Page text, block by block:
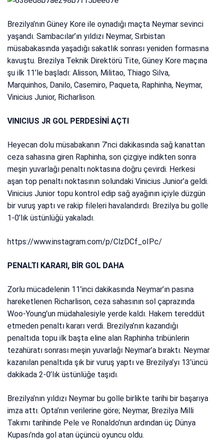
Brezilya’nın Güney Kore ile oynadığı maçta Neymar sevinci
yaşandı. Sambacılar’ın yıldızı Neymar, Sırbistan
müsabakasında yaşadığı sakatlık sonrası yeniden formasına
kavuştu. Brezilya Teknik Direktörü Tite, Güney Kore maçına
şu ilk 11’le başladı: Alisson, Militao, Thiago Silva,
Marquinhos, Danilo, Casemiro, Paqueta, Raphinha, Neymar,
Vinicius Junior, Richarlison.
VINICIUS JR GOL PERDESİNİ AÇTI
Heyecan dolu müsabakanın 7’nci dakikasında sağ kanattan
ceza sahasına giren Raphinha, son çizgiye indikten sonra
meşin yuvarlağı penaltı noktasına doğru çevirdi. Herkesi
aşan top penaltı noktasının solundaki Vinicius Junior’a geldi.
Vinicius Junior topu kontrol edip sağ ayağının içiyle düzgün
bir vuruş yaptı ve rakip fileleri havalandırdı. Brezilya bu golle
1-0’lık üstünlüğü yakaladı.
https://www.instagram.com/p/ClzDCf_oIPc/
PENALTI KARARI, BİR GOL DAHA
Zorlu mücadelenin 11’inci dakikasında Neymar’ın pasına
hareketlenen Richarlison, ceza sahasının sol çaprazında
Woo-Young’un müdahalesiyle yerde kaldı. Hakem tereddüt
etmeden penaltı kararı verdi. Brezilya’nın kazandığı
penaltıda topu ilk başta eline alan Raphinha tribünlerin
tezahüratı sonrası meşin yuvarlağı Neymar’a bıraktı. Neymar
kazanılan penaltıda şık bir vuruş yaptı ve Brezilya’yı 13’üncü
dakikada 2-0’lık üstünlüğe taşıdı.
Brezilya’nın yıldızı Neymar bu golle birlikte tarihi bir başarıya
imza attı. Opta’nın verilerine göre; Neymar, Brezilya Milli
Takımı tarihinde Pele ve Ronaldo’nun ardından üç Dünya
Kupası’nda gol atan üçüncü oyuncu oldu.